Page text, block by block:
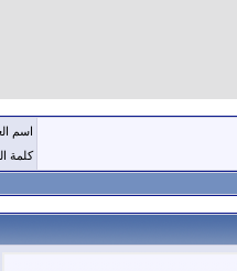
اسم
كلمة